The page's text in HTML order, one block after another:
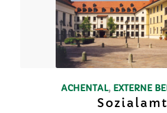
ACHENTAL, EXTERNE
Sozialamt